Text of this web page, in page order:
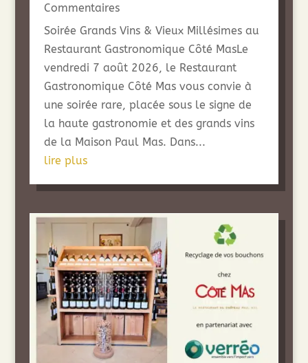
Commentaires
Soirée Grands Vins & Vieux Millésimes au
Restaurant Gastronomique Côté MasLe
vendredi 7 août 2026, le Restaurant
Gastronomique Côté Mas vous convie à
une soirée rare, placée sous le signe de
la haute gastronomie et des grands vins
de la Maison Paul Mas. Dans...
lire plus